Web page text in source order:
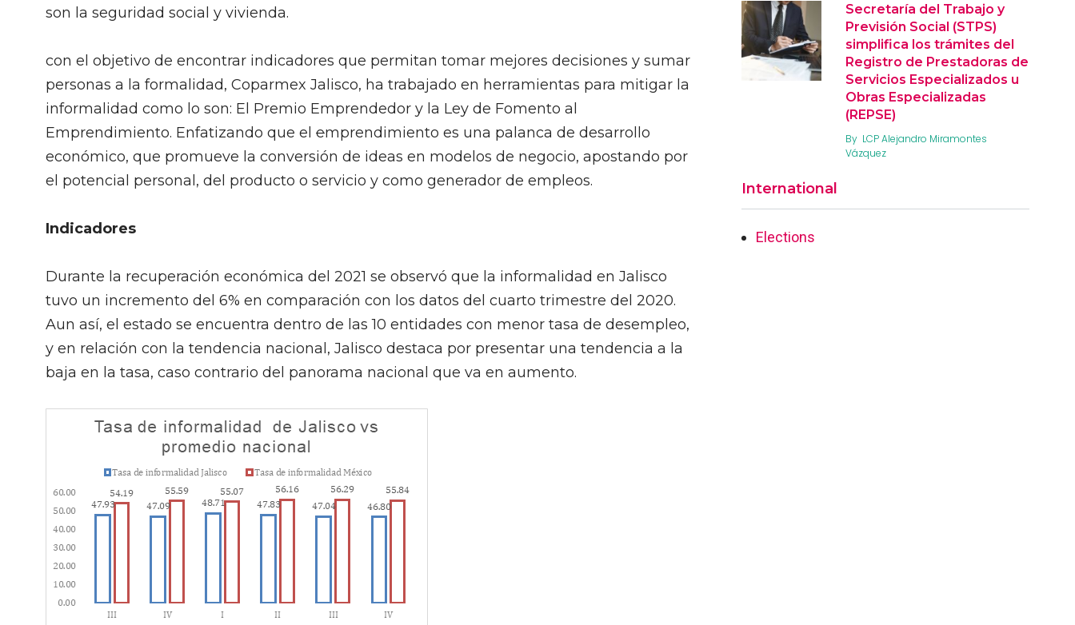
son la seguridad social y vivienda.
con el objetivo de encontrar indicadores que permitan tomar mejores decisiones y sumar
personas a la formalidad, Coparmex Jalisco, ha trabajado en herramientas para mitigar la
informalidad como lo son: El Premio Emprendedor y la Ley de Fomento al
Emprendimiento. Enfatizando que el emprendimiento es una palanca de desarrollo
económico, que promueve la conversión de ideas en modelos de negocio, apostando por
el potencial personal, del producto o servicio y como generador de empleos.
Indicadores
Durante la recuperación económica del 2021 se observó que la informalidad en Jalisco
tuvo un incremento del 6% en comparación con los datos del cuarto trimestre del 2020.
Aun así, el estado se encuentra dentro de las 10 entidades con menor tasa de desempleo,
y en relación con la tendencia nacional, Jalisco destaca por presentar una tendencia a la
baja en la tasa, caso contrario del panorama nacional que va en aumento.
Secretaría del Trabajo y
Previsión Social (STPS)
simplifica los trámites del
Registro de Prestadoras de
Servicios Especializados u
Obras Especializadas
(REPSE)
By LCP Alejandro Miramontes
Vázquez
International
Elections